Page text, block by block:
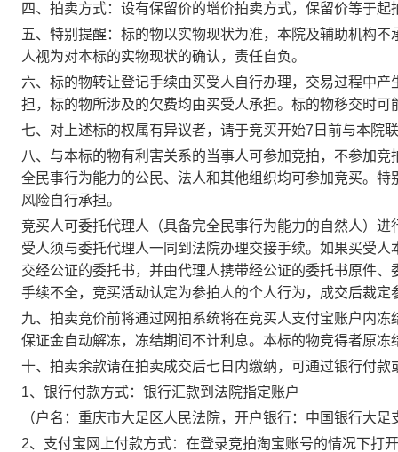
四、拍卖方式：设有保留价的增价拍卖方式，保留价等于
五、特别提醒：标的物以实物现状为准，本院及辅助机构
人视为对本标的实物现状的确认，责任自负。
六、标的物转让登记手续由买受人自行办理，交易过程中
担，标的物所涉及的欠费均由买受人承担。标的物移交时
七、对上述标的权属有异议者，请于竞买开始7日前与本院
八、与本标的物有利害关系的当事人可参加竞拍，不参加
全民事行为能力的公民、法人和其他组织均可参加竞买。
风险自行承担。
竞买人可委托代理人（具备完全民事行为能力的自然人）
受人须与委托代理人一同到法院办理交接手续。如果买受
交经公证的委托书，并由代理人携带经公证的委托书原件
手续不全，竞买活动认定为参拍人的个人行为，成交后裁
九、拍卖竞价前将通过网拍系统将在竞买人支付宝账户内
保证金自动解冻，冻结期间不计利息。本标的物竞得者原
十、拍卖余款请在拍卖成交后七日内缴纳，可通过银行付
1、银行付款方式：银行汇款到法院指定账户
（户名：重庆市大足区人民法院，开户银行：中国银行大
2、支付宝网上付款方式：在登录竞拍淘宝账号的情况下打